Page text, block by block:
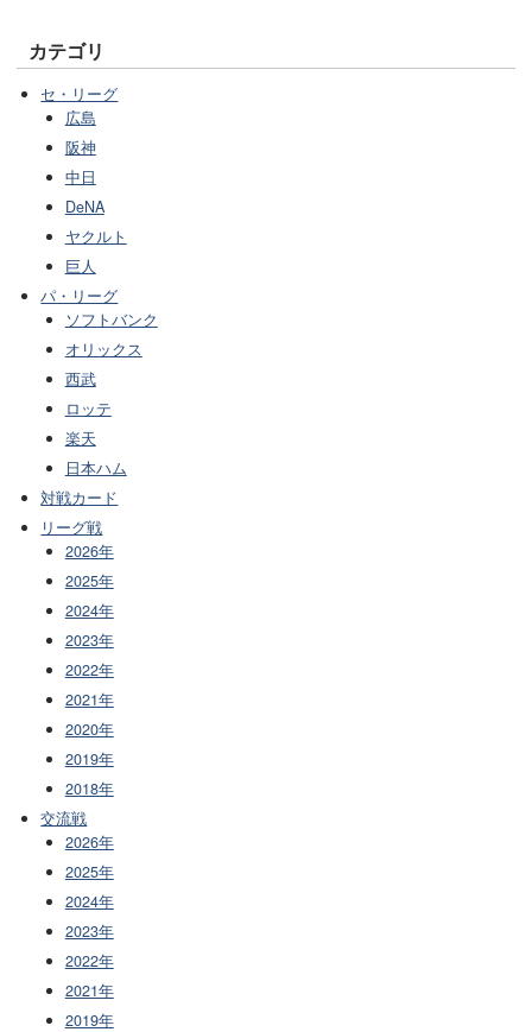
カテゴリ
セ・リーグ
広島
阪神
中日
DeNA
ヤクルト
巨人
パ・リーグ
ソフトバンク
オリックス
西武
ロッテ
楽天
日本ハム
対戦カード
リーグ戦
2026年
2025年
2024年
2023年
2022年
2021年
2020年
2019年
2018年
交流戦
2026年
2025年
2024年
2023年
2022年
2021年
2019年